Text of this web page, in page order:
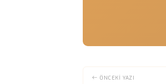
Hastalar, revizyon
Ancak, her cerrahi
edilmesinde kritik
çözüm olabilir.